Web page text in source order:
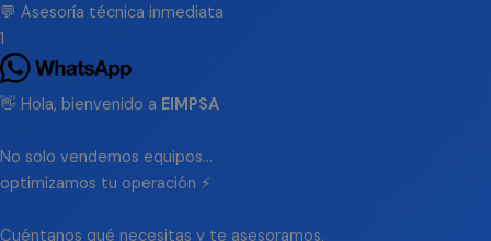
💬 Asesoría técnica inmediata
1
👋 Hola, bienvenido a EIMPSA
No solo vendemos equipos...
optimizamos tu operación ⚡
Cuéntanos qué necesitas y te asesoramos.